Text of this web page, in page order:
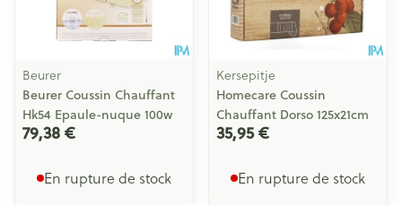
Beurer
Beurer Coussin Chauffant
Hk54 Epaule-nuque 100w
79,38 €
En rupture de stock
Kersepitje
Homecare Coussin
Chauffant Dorso 125x21cm
35,95 €
En rupture de stock